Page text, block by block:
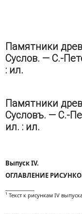
Памятники
Суслов. — С.-
: ил.
Памятники
Сусловъ. — С.-
ил. : ил.
Выпуск IV.
ОГЛАВЛЕНИЕ
¹ Текст к рисункам IV